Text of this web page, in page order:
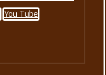
You Tube